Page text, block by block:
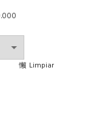
Limpiar